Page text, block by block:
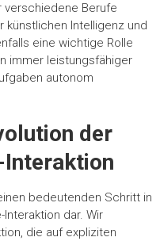
verschiedene Berufe
künstlichen Intelligenz und
eine wichtige Rolle
immer leistungsfähiger
autonom
der
bedeutenden Schritt in
dar. Wir
die auf expliziten